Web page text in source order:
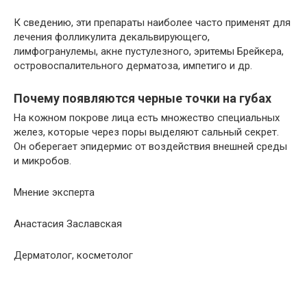
К сведению, эти препараты наиболее часто применят для
лечения фолликулита декальвирующего,
лимфогранулемы, акне пустулезного, эритемы Брейкера,
островоспалительного дерматоза, импетиго и др.
Почему появляются черные точки на губах
На кожном покрове лица есть множество специальных
желез, которые через поры выделяют сальный секрет.
Он оберегает эпидермис от воздействия внешней среды
и микробов.
Мнение эксперта
Анастасия Заславская
Дерматолог, косметолог